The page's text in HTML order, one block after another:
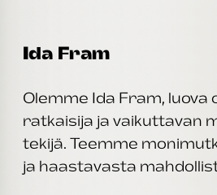
Ida Fram
Olemme Ida Fram, luova
ratkaisija ja vaikuttavan
tekijä. Teemme
ja haastavasta